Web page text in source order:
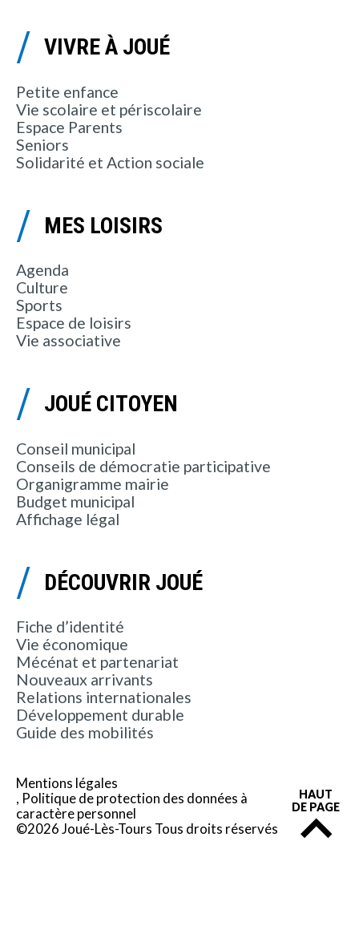
VIVRE À JOUÉ
Petite enfance
Vie scolaire et périscolaire
Espace Parents
Seniors
Solidarité et Action sociale
MES LOISIRS
Agenda
Culture
Sports
Espace de loisirs
Vie associative
JOUÉ CITOYEN
Conseil municipal
Conseils de démocratie participative
Organigramme mairie
Budget municipal
Affichage légal
DÉCOUVRIR JOUÉ
Fiche d’identité
Vie économique
Mécénat et partenariat
Nouveaux arrivants
Relations internationales
Développement durable
Guide des mobilités
Mentions légales
Politique de protection des données à
caractère personnel
©2026 Joué-Lès-Tours Tous droits réservés
HAUT
DE PAGE